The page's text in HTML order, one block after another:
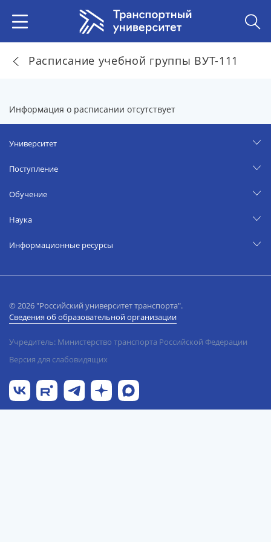
Расписание учебной группы ВУТ-111
Информация о расписании отсутствует
Университет
Поступление
Обучение
Наука
Информационные ресурсы
© 2026 "Российский университет транспорта".
Сведения об образовательной организации
Учредитель: Министерство транспорта Российской Федерации
Версия для слабовидящих